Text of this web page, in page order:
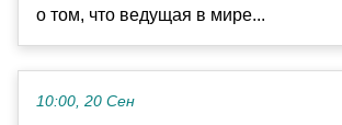
о том, что ведущая в мире...
10:00, 20 Сен